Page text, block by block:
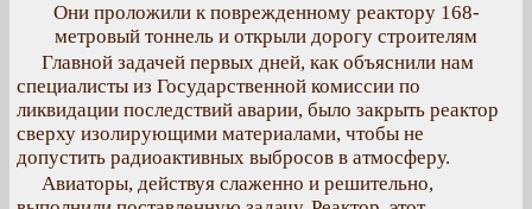
Они проложили к поврежденному реактору 168-
метровый тоннель и открыли дорогу строителям
Главной задачей первых дней, как объяснили нам
специалисты из Государственной комиссии по
ликвидации последствий аварии, было закрыть реактор
сверху изолирующими материалами, чтобы не
допустить радиоактивных выбросов в атмосферу.
Авиаторы, действуя слаженно и решительно,